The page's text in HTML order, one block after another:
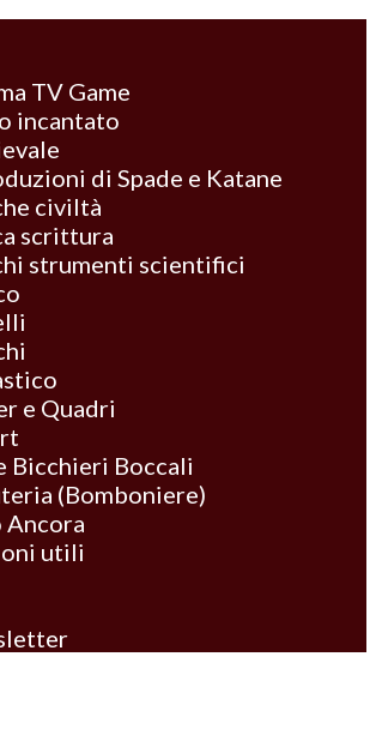
TV Game
incantato
di Spade e Katane
civiltà
scrittura
strumenti scientifici
e Quadri
Bicchieri Boccali
(Bomboniere)
utili